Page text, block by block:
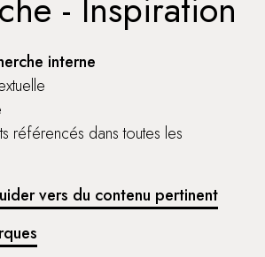
interne
référencés dans toutes les
vers du contenu pertinent